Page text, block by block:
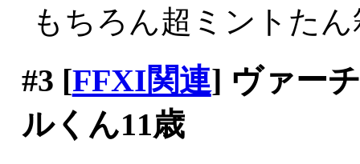
もちろん超ミントた
#3 [FFXI関連] ヴァー
ルくん11歳